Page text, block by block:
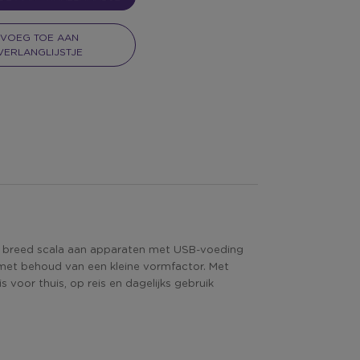
VOEG TOE AAN
scala aan apparaten met USB-voeding
behoud van een kleine vormfactor. Met
voor thuis, op reis en dagelijks gebruik